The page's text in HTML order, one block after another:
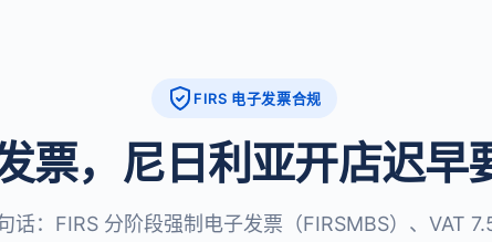
FIRS 电子发票合规
票，尼日利亚开店迟早
话：FIRS 分阶段强制电子发票（FIRSMBS）、VAT